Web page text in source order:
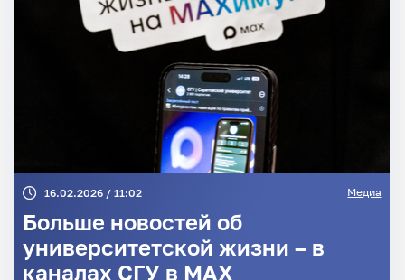
16.02.2026 / 11:02 Медиа
Больше новостей об
университетской жизни – в
каналах СГУ в MAX